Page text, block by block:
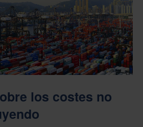
los costes no